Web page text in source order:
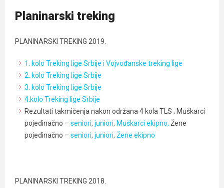
Planinarski treking
PLANINARSKI TREKING 2019.
1. kolo Treking lige Srbije i Vojvođanske treking lige
2. kolo Treking lige Srbije
3. kolo Treking lige Srbije
4.kolo Treking lige Srbije
Rezultati takmičenja nakon održana 4 kola TLS ; Muškarci
pojedinačno – seniori, juniori, Muškarci ekipno, Žene
pojedinačno – seniori, juniori, Žene ekipno
PLANINARSKI TREKING 2018.